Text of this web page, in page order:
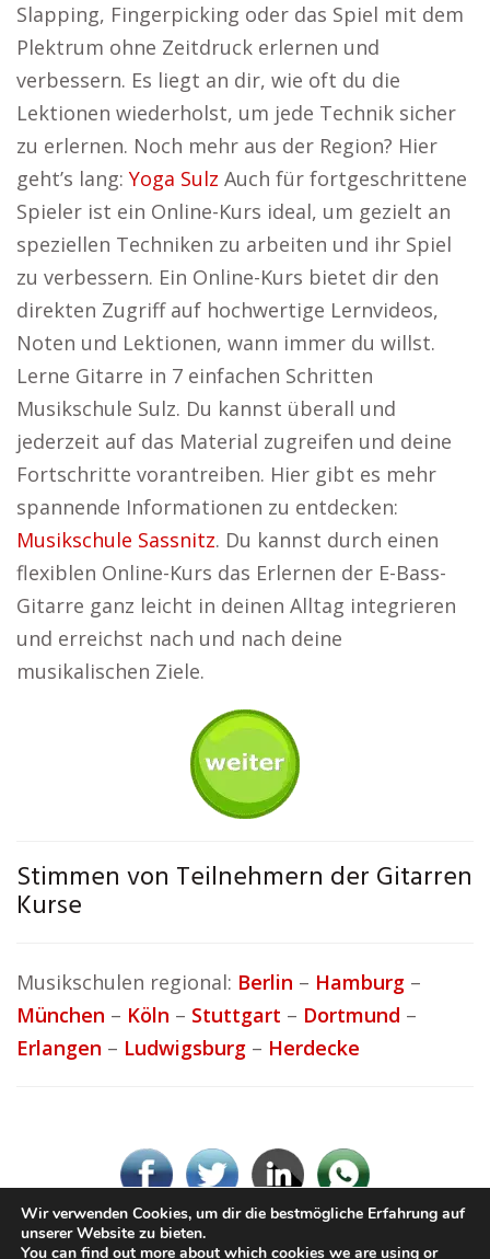
Slapping, Fingerpicking oder das Spiel mit dem
Plektrum ohne Zeitdruck erlernen und
verbessern. Es liegt an dir, wie oft du die
Lektionen wiederholst, um jede Technik sicher
zu erlernen. Noch mehr aus der Region? Hier
geht’s lang: Yoga Sulz Auch für fortgeschrittene
Spieler ist ein Online-Kurs ideal, um gezielt an
speziellen Techniken zu arbeiten und ihr Spiel
zu verbessern. Ein Online-Kurs bietet dir den
direkten Zugriff auf hochwertige Lernvideos,
Noten und Lektionen, wann immer du willst.
Lerne Gitarre in 7 einfachen Schritten
Musikschule Sulz. Du kannst überall und
jederzeit auf das Material zugreifen und deine
Fortschritte vorantreiben. Hier gibt es mehr
spannende Informationen zu entdecken:
Musikschule Sassnitz. Du kannst durch einen
flexiblen Online-Kurs das Erlernen der E-Bass-
Gitarre ganz leicht in deinen Alltag integrieren
und erreichst nach und nach deine
musikalischen Ziele.
Stimmen von Teilnehmern der Gitarren
Kurse
Musikschulen regional: Berlin – Hamburg –
München – Köln – Stuttgart – Dortmund –
Erlangen – Ludwigsburg – Herdecke
Wir verwenden Cookies, um dir die bestmögliche Erfahrung auf
unserer Website zu bieten.
You can find out more about which cookies we are using or